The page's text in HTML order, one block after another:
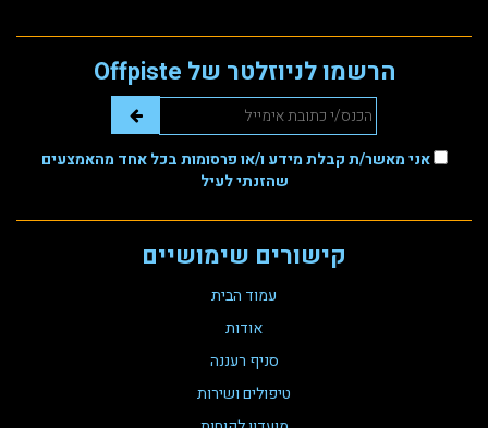
קישורים שימושיים
עמוד הבית
אודות
סניף רעננה
טיפולים ושירות
הרשמו לניוזלטר של Offpiste
אני מאשר/ת קבלת מידע ו/או פרסומות בכל אחד מהאמצעים
שהזנתי לעיל